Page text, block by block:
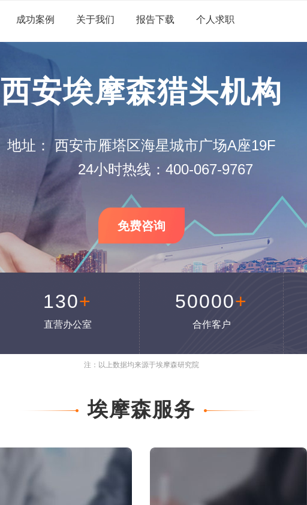
成功案例 关于我们 报告下载 个人求职
西安埃摩森猎头机构
地址：
西安市雁塔区海星城市广场A座19F
24小时热线：400-067-9767
免费咨询
130+
直营办公室
50000+
合作客户
注：以上数据均来源于埃摩森研究院
埃摩森服务